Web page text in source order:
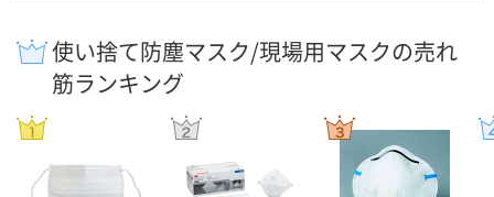
使い捨て防塵マスク/現場用マスクの売れ
筋ランキング